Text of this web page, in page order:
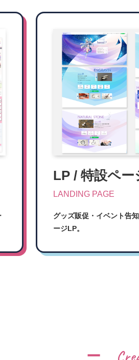
LP / 特設ペー
LANDING PAGE
グッズ販促・イベント告
ージLP。
ー